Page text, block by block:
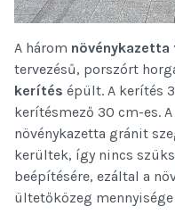
A három
tervezésű, porszórt
kerítés épült. A kerítés
kerítésmező 30 cm-es.
növénykazetta gránit
kerültek, így nincs
beépítésére, ezáltal a
ültetőközeg